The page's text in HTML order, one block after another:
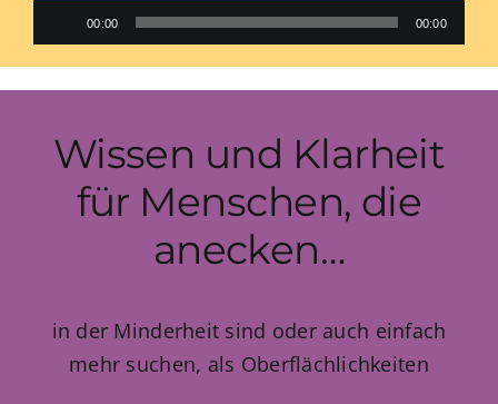
Audio-
Player
00:00 00:00
Wissen und Klarheit
für Menschen, die
anecken…
in der Minderheit sind oder auch einfach
mehr suchen, als Oberflächlichkeiten